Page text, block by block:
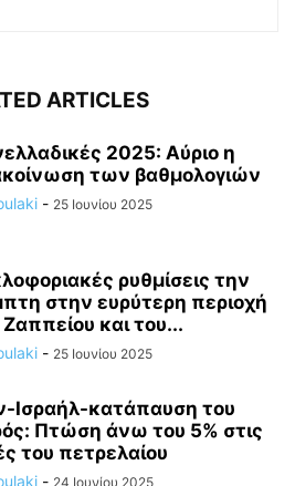
ARTICLES
2025: Αύριο η
των βαθμολογιών
- 25 Ιουνίου 2025
ρυθμίσεις την
στην ευρύτερη περιοχή
και του...
- 25 Ιουνίου 2025
Ισραήλ-κατάπαυση του
Πτώση άνω του 5% στις
του πετρελαίου
- 24 Ιουνίου 2025